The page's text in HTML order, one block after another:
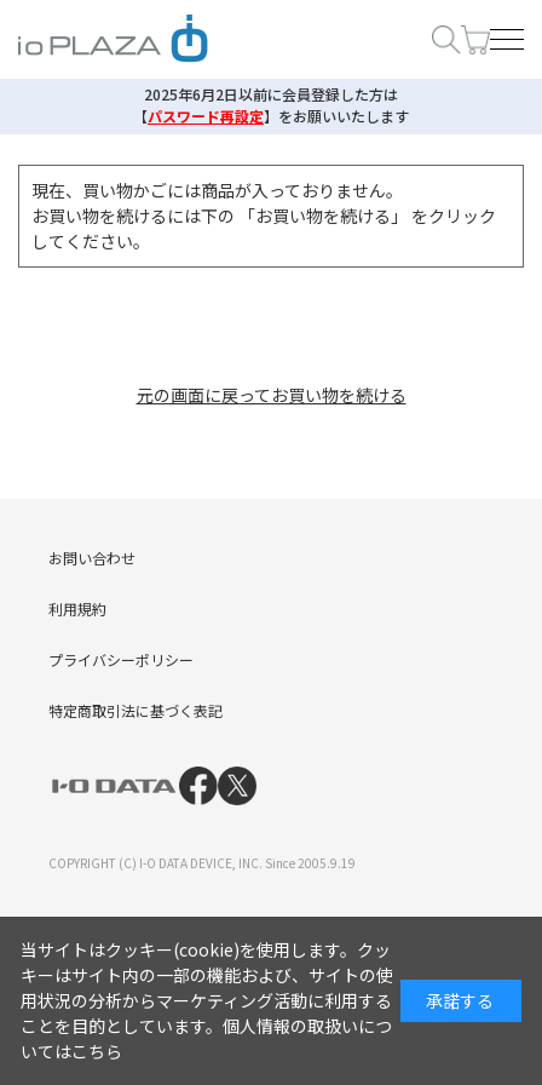
2025年6月2日以前に会員登録した方は
【パスワード再設定】 をお願いいたします
現在、買い物かごには商品が入っておりません。
お買い物を続けるには下の 「お買い物を続ける」 をクリック
してください。
元の画面に戻ってお買い物を続ける
お問い合わせ
利用規約
プライバシーポリシー
特定商取引法に基づく表記
COPYRIGHT (C) I-O DATA DEVICE, INC. Since 2005.9.19
当サイトはクッキー(cookie)を使用します。クッ
キーはサイト内の一部の機能および、サイトの使
用状況の分析からマーケティング活動に利用する
ことを目的としています。 個人情報の取扱いにつ
いてはこちら
承諾する